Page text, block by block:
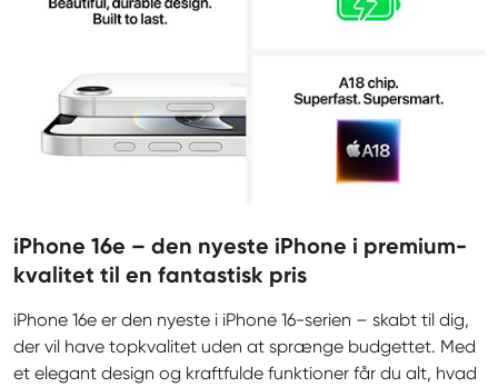
iPhone 16e – den nyeste iPhone i premium-
kvalitet til en fantastisk pris
iPhone 16e er den nyeste i iPhone 16-serien – skabt til dig,
der vil have topkvalitet uden at sprænge budgettet. Med
et elegant design og kraftfulde funktioner får du alt, hvad